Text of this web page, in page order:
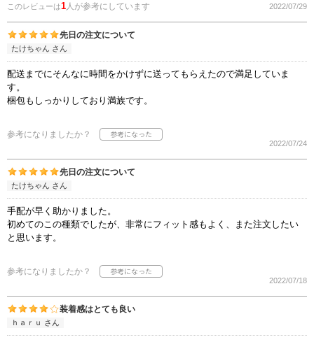
このレビューは1人が参考にしています 2022/07/29
先日の注文について
たけちゃん さん
配送までにそんなに時間をかけずに送ってもらえたので満足していま
す。
梱包もしっかりしており満族です。
参考になりましたか？
2022/07/24
先日の注文について
たけちゃん さん
手配が早く助かりました。
初めてのこの種類でしたが、非常にフィット感もよく、また注文したい
と思います。
参考になりましたか？
2022/07/18
装着感はとても良い
ｈａｒｕ さん